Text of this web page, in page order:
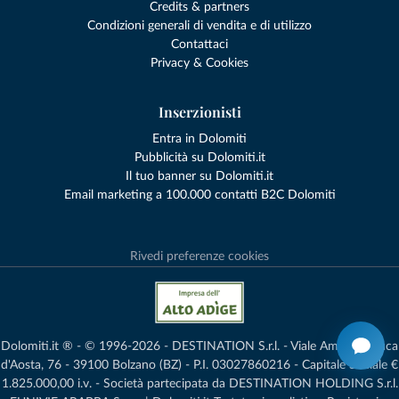
Credits & partners
Condizioni generali di vendita e di utilizzo
Contattaci
Privacy & Cookies
Inserzionisti
Entra in Dolomiti
Pubblicità su Dolomiti.it
Il tuo banner su Dolomiti.it
Email marketing a 100.000 contatti B2C Dolomiti
Rivedi preferenze cookies
Dolomiti.it ® - © 1996-2026 - DESTINATION S.r.l. - Viale Amedeo Duca
d'Aosta, 76 - 39100 Bolzano (BZ) - P.I. 03027860216 - Capitale Sociale €
1.825.000,00 i.v. - Società partecipata da DESTINATION HOLDING S.r.l.